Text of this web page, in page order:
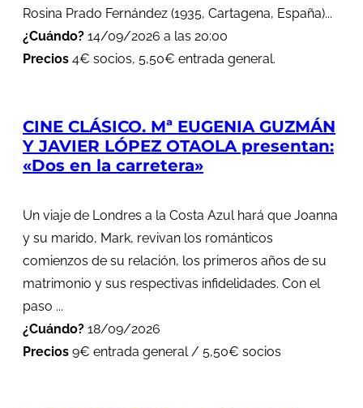
Rosina Prado Fernández (1935, Cartagena, España)...
¿Cuándo? 14/09/2026 a las 20:00
Precios 4€ socios, 5,50€ entrada general.
CINE CLÁSICO. Mª EUGENIA GUZMÁN
Y JAVIER LÓPEZ OTAOLA presentan:
«Dos en la carretera»
Un viaje de Londres a la Costa Azul hará que Joanna
y su marido, Mark, revivan los románticos
comienzos de su relación, los primeros años de su
matrimonio y sus respectivas infidelidades. Con el
paso ...
¿Cuándo? 18/09/2026
Precios 9€ entrada general / 5,50€ socios